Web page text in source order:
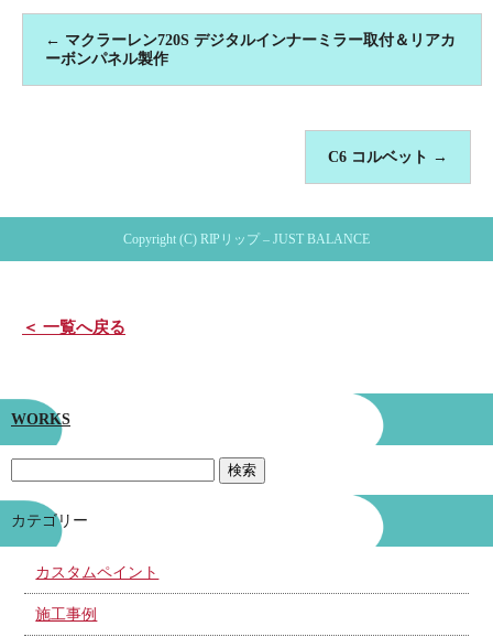
← マクラーレン720S デジタルインナーミラー取付＆リアカ
ーボンパネル製作
C6 コルベット →
Copyright (C) RIPリップ – JUST BALANCE
＜ 一覧へ戻る
WORKS
カテゴリー
カスタムペイント
施工事例